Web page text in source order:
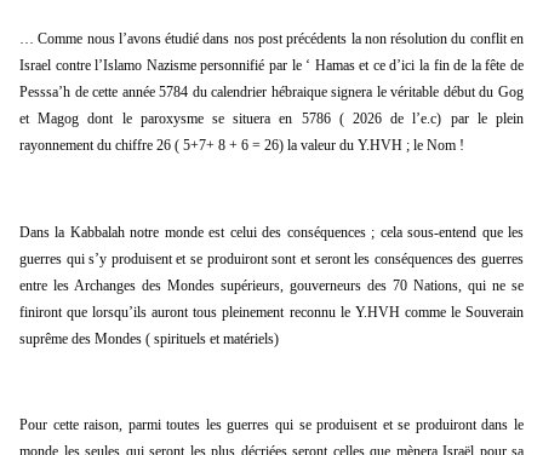
… Comme nous l’avons étudié dans nos post précédents la non résolution du conflit en
Israel contre l’Islamo Nazisme personnifié par le ‘ Hamas et ce d’ici la fin de la fête de
Pesssa’h de cette année 5784 du calendrier hébraique signera le véritable début du Gog
et Magog dont le paroxysme se situera en 5786 ( 2026 de l’e.c) par le plein
rayonnement du chiffre 26 ( 5+7+ 8 + 6 = 26) la valeur du Y.HVH ; le Nom !
Dans la Kabbalah notre monde est celui des conséquences ; cela sous-entend que les
guerres qui s’y produisent et se produiront sont et seront les conséquences des guerres
entre les Archanges des Mondes supérieurs, gouverneurs des 70 Nations, qui ne se
finiront que lorsqu’ils auront tous pleinement reconnu le Y.HVH comme le Souverain
suprême des Mondes ( spirituels et matériels)
Pour cette raison, parmi toutes les guerres qui se produisent et se produiront dans le
monde les seules qui seront les plus décriées seront celles que mènera Israël pour sa